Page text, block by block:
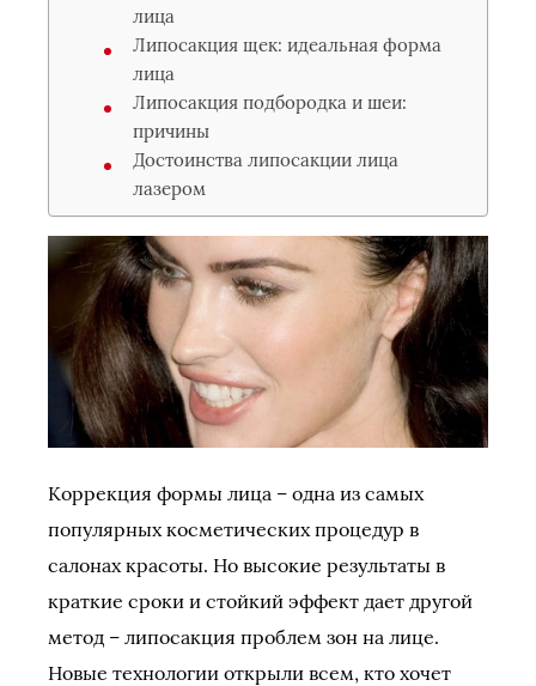
лица
Липосакция щек: идеальная форма
лица
Липосакция подбородка и шеи:
причины
Достоинства липосакции лица
лазером
Коррекция формы лица – одна из самых
популярных косметических процедур в
салонах красоты. Но высокие результаты в
краткие сроки и стойкий эффект дает другой
метод – липосакция проблем зон на лице.
Новые технологии открыли всем, кто хочет